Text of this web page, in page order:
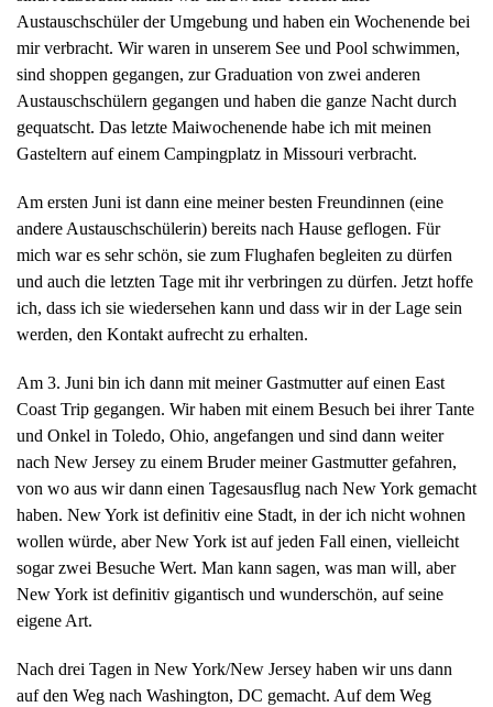
Austauschschüler der Umgebung und haben ein Wochenende bei
mir verbracht. Wir waren in unserem See und Pool schwimmen,
sind shoppen gegangen, zur Graduation von zwei anderen
Austauschschülern gegangen und haben die ganze Nacht durch
gequatscht. Das letzte Maiwochenende habe ich mit meinen
Gasteltern auf einem Campingplatz in Missouri verbracht.
Am ersten Juni ist dann eine meiner besten Freundinnen (eine
andere Austauschschülerin) bereits nach Hause geflogen. Für
mich war es sehr schön, sie zum Flughafen begleiten zu dürfen
und auch die letzten Tage mit ihr verbringen zu dürfen. Jetzt hoffe
ich, dass ich sie wiedersehen kann und dass wir in der Lage sein
werden, den Kontakt aufrecht zu erhalten.
Am 3. Juni bin ich dann mit meiner Gastmutter auf einen East
Coast Trip gegangen. Wir haben mit einem Besuch bei ihrer Tante
und Onkel in Toledo, Ohio, angefangen und sind dann weiter
nach New Jersey zu einem Bruder meiner Gastmutter gefahren,
von wo aus wir dann einen Tagesausflug nach New York gemacht
haben. New York ist definitiv eine Stadt, in der ich nicht wohnen
wollen würde, aber New York ist auf jeden Fall einen, vielleicht
sogar zwei Besuche Wert. Man kann sagen, was man will, aber
New York ist definitiv gigantisch und wunderschön, auf seine
eigene Art.
Nach drei Tagen in New York/New Jersey haben wir uns dann
auf den Weg nach Washington, DC gemacht. Auf dem Weg